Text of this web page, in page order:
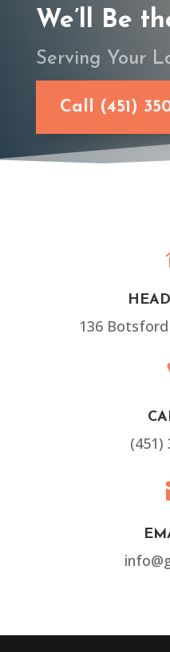
We’ll Be
Serving Your
Call (451)
136
(451)